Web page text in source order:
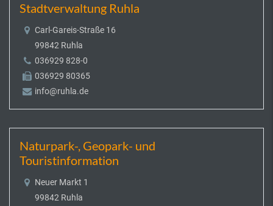
Stadtverwaltung Ruhla
Carl-Gareis-Straße 16
99842 Ruhla
036929 828-0
036929 80365
info@ruhla.de
Naturpark-, Geopark- und
Touristinformation
Neuer Markt 1
99842 Ruhla